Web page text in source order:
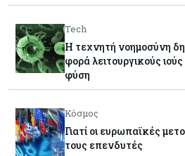
Tech
Η τεχνητή νοημοσύνη
φορά λειτουργικούς
φύση
Κόσμος
Γιατί οι ευρωπαϊκές
τους επενδυτές